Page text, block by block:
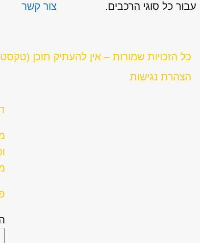
עבור כל סוגי הרכבים.
צור קשר
כל הזכויות שמורות – אין להעתיק תוכן
הצהרת נגישות